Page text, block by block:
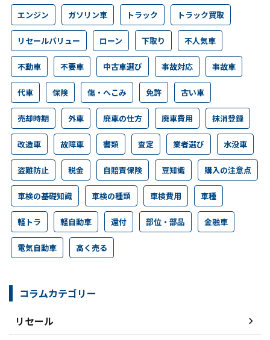
エンジン ガソリン車 トラック トラック買取
リセールバリュー ローン 下取り 不人気車
不動車 不要車 中古車選び 事故対応 事故車
代車 保険 傷・へこみ 免許 古い車
売却時期 外車 廃車の仕方 廃車費用 抹消登録
改造車 故障車 書類 査定 業者選び 水没車
盗難防止 税金 自賠責保険 豆知識 購入の注意点
車検の基礎知識 車検の種類 車検費用 車種
軽トラ 軽自動車 還付 部位・部品 金融車
電気自動車 高く売る
コラムカテゴリー
リセール